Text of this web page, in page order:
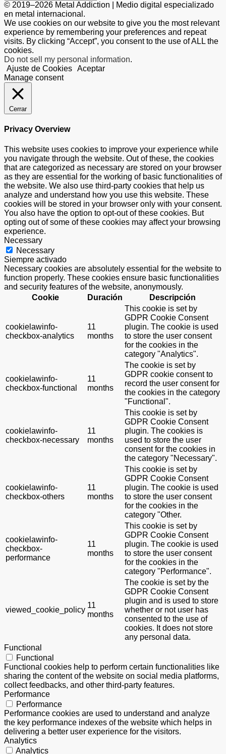
© 2019–2026 Metal Addiction | Medio digital especializado
en metal internacional.
We use cookies on our website to give you the most relevant
experience by remembering your preferences and repeat
visits. By clicking “Accept”, you consent to the use of ALL the
cookies.
Do not sell my personal information.
Ajuste de Cookies Aceptar
Manage consent
Cerrar
Privacy Overview
This website uses cookies to improve your experience while
you navigate through the website. Out of these, the cookies
that are categorized as necessary are stored on your browser
as they are essential for the working of basic functionalities of
the website. We also use third-party cookies that help us
analyze and understand how you use this website. These
cookies will be stored in your browser only with your consent.
You also have the option to opt-out of these cookies. But
opting out of some of these cookies may affect your browsing
experience.
Necessary
Necessary
Siempre activado
Necessary cookies are absolutely essential for the website to
function properly. These cookies ensure basic functionalities
and security features of the website, anonymously.
Cookie
Duración Descripción
cookielawinfo-
checkbox-analytics
11
months
This cookie is set by
GDPR Cookie Consent
plugin. The cookie is used
to store the user consent
for the cookies in the
category "Analytics".
cookielawinfo-
checkbox-functional
11
months
The cookie is set by
GDPR cookie consent to
record the user consent for
the cookies in the category
"Functional".
cookielawinfo-
checkbox-necessary
11
months
This cookie is set by
GDPR Cookie Consent
plugin. The cookies is
used to store the user
consent for the cookies in
the category "Necessary".
cookielawinfo-
checkbox-others
11
months
This cookie is set by
GDPR Cookie Consent
plugin. The cookie is used
to store the user consent
for the cookies in the
category "Other.
cookielawinfo-
checkbox-
performance
11
months
This cookie is set by
GDPR Cookie Consent
plugin. The cookie is used
to store the user consent
for the cookies in the
category "Performance".
viewed_cookie_policy
11
months
The cookie is set by the
GDPR Cookie Consent
plugin and is used to store
whether or not user has
consented to the use of
cookies. It does not store
any personal data.
Functional
Functional
Functional cookies help to perform certain functionalities like
sharing the content of the website on social media platforms,
collect feedbacks, and other third-party features.
Performance
Performance
Performance cookies are used to understand and analyze
the key performance indexes of the website which helps in
delivering a better user experience for the visitors.
Analytics
Analytics